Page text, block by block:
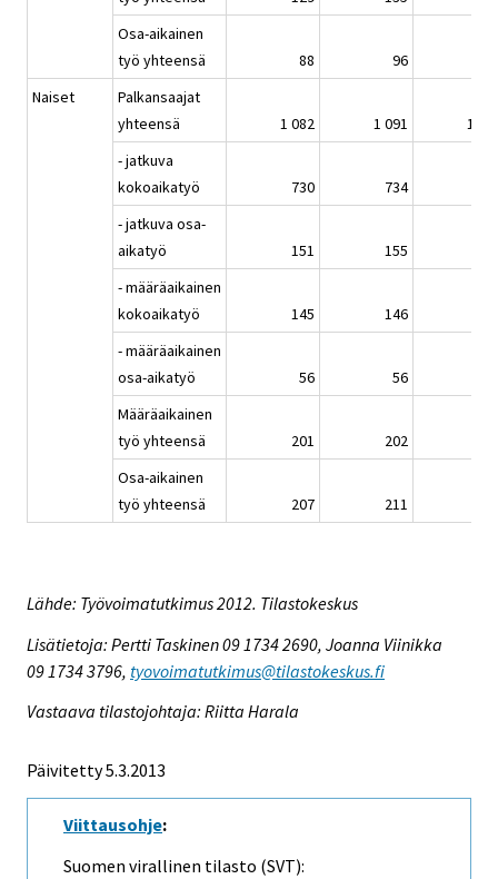
Osa-aikainen
työ yhteensä
88 96
Naiset
Palkansaajat
yhteensä
1 082 1 091
1
- jatkuva
kokoaikatyö
730 734
- jatkuva osa-
aikatyö
151 155
- määräaikainen
kokoaikatyö
145 146
- määräaikainen
osa-aikatyö
56 56
Määräaikainen
työ yhteensä
201 202
Osa-aikainen
työ yhteensä
207 211
Lähde: Työvoimatutkimus 2012. Tilastokeskus
Lisätietoja: Pertti Taskinen 09 1734 2690, Joanna Viinikka
09 1734 3796, tyovoimatutkimus@tilastokeskus.fi
Vastaava tilastojohtaja: Riitta Harala
Päivitetty 5.3.2013
Viittausohje:
Suomen virallinen tilasto (SVT):